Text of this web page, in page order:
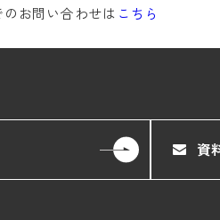
お問い合わせは こちら
資